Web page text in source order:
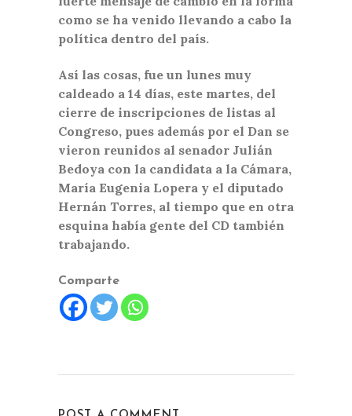
como se ha venido llevando a cabo la
política dentro del país.
Así las cosas, fue un lunes muy
caldeado a 14 días, este martes, del
cierre de inscripciones de listas al
Congreso, pues además por el Dan se
vieron reunidos al senador Julián
Bedoya con la candidata a la Cámara,
María Eugenia Lopera y el diputado
Hernán Torres, al tiempo que en otra
esquina había gente del CD también
trabajando.
Comparte